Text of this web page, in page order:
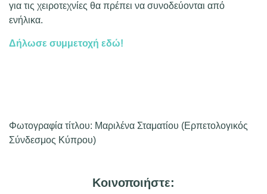
για τις χειροτεχνίες θα πρέπει να συνοδεύονται από
ενήλικα.
Δήλωσε συμμετοχή εδώ!
Φωτογραφία τίτλου: Μαριλένα Σταματίου (Ερπετολογικός
Σύνδεσμος Κύπρου)
Κοινοποιήστε: